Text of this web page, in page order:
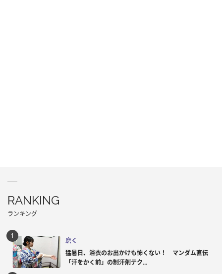
RANKING
ランキング
磨く
猛暑日、浴衣のお出かけも怖くない！ マンダム直伝
「汗をかく前」の制汗剤テク...